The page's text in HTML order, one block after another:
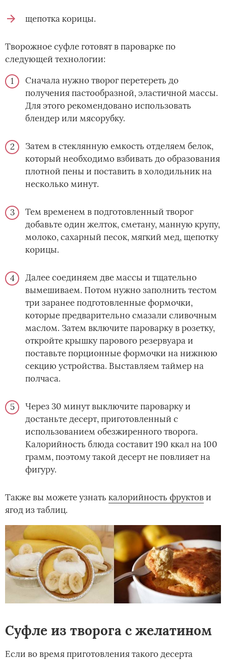
щепотка корицы.
Творожное суфле готовят в пароварке по
следующей технологии:
Сначала нужно творог перетереть до
получения пастообразной, эластичной массы.
Для этого рекомендовано использовать
блендер или мясорубку.
Затем в стеклянную емкость отделяем белок,
который необходимо взбивать до образования
плотной пены и поставить в холодильник на
несколько минут.
Тем временем в подготовленный творог
добавьте один желток, сметану, манную крупу,
молоко, сахарный песок, мягкий мед, щепотку
корицы.
Далее соединяем две массы и тщательно
вымешиваем. Потом нужно заполнить тестом
три заранее подготовленные формочки,
которые предварительно смазали сливочным
маслом. Затем включите пароварку в розетку,
откройте крышку парового резервуара и
поставьте порционные формочки на нижнюю
секцию устройства. Выставляем таймер на
полчаса.
Через 30 минут выключите пароварку и
достаньте десерт, приготовленный с
использованием обезжиренного творога.
Калорийность блюда составит 190 ккал на 100
грамм, поэтому такой десерт не повлияет на
фигуру.
Также вы можете узнать калорийность фруктови
ягод из таблиц.
Суфле из творога с желатином
Если во время приготовления такого десерта